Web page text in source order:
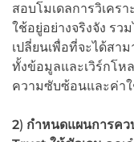
สอบโมเดลการวิเคร
ใช้อยู่อย่างจริงจัง ร
เปลี่ยนเพื่อที่จะได้สา
ทั้งข้อมูลและเวิร์กโห
ความซับซ้อนและค่า
2) กำหนดแผนการคว